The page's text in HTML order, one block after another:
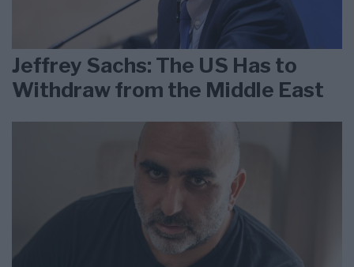
Jeffrey Sachs: The US Has to
Withdraw from the Middle East